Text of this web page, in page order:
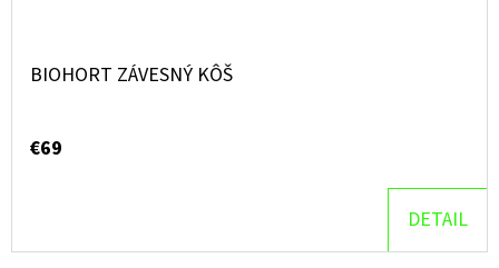
BIOHORT ZÁVESNÝ KÔŠ
€69
DETAIL